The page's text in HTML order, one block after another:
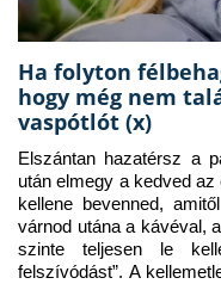
Ha folyton
hogy még nem
vaspótlót (x)
Elszántan hazatérsz a
után elmegy a kedved
kellene bevenned,
várnod utána a kávéval,
szinte teljesen le
felszívódást”. A